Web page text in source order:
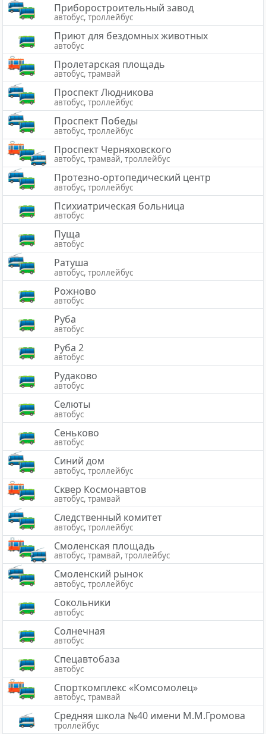
Приборостроительный завод
автобус, троллейбус
Приют для бездомных животных
автобус
Пролетарская площадь
автобус, трамвай
Проспект Людникова
автобус, троллейбус
Проспект Победы
автобус, троллейбус
Проспект Черняховского
автобус, трамвай, троллейбус
Протезно-ортопедический центр
автобус, троллейбус
Психиатрическая больница
автобус
Пуща
автобус
Ратуша
автобус, троллейбус
Рожново
автобус
Руба
автобус
Руба 2
автобус
Рудаково
автобус
Селюты
автобус
Сеньково
автобус
Синий дом
автобус, троллейбус
Сквер Космонавтов
автобус, трамвай
Следственный комитет
автобус, троллейбус
Смоленская площадь
автобус, трамвай, троллейбус
Смоленский рынок
автобус, троллейбус
Сокольники
автобус
Солнечная
автобус
Спецавтобаза
автобус
Спорткомплекс «Комсомолец»
автобус, трамвай
Средняя школа №40 имени М.М.Громова
троллейбус